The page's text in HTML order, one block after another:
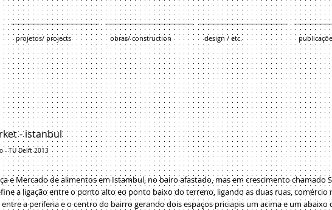
projetos/ projects obras/ construction design / etc.
- istanbul
- TU Delft 2013
e Mercado de alimentos em Istambul, no bairo afastado, mas em crescimento chamado
a ligação entre o ponto alto eo ponto baixo do terreno, ligando as duas ruas,
entre a periferia e o centro do bairro gerando dois espaços priciapis um acima e um